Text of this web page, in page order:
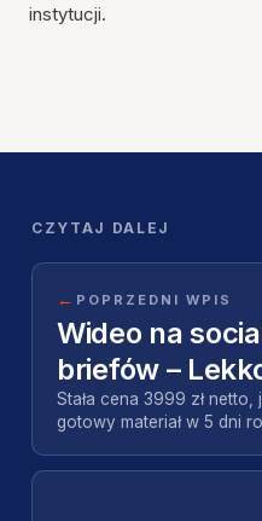
instytucji.
CZYTAJ DALEJ
← POPRZEDNI WPIS
Wideo na
briefów –
Stała cena 3999 zł
gotowy materiał w 5 dni